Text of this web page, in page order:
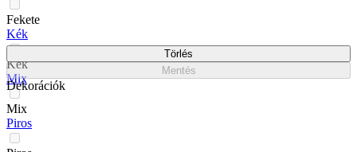
Fekete
Kék
Kék
Mix
Mix
Piros
Törlés
Mentés
Dekorációk